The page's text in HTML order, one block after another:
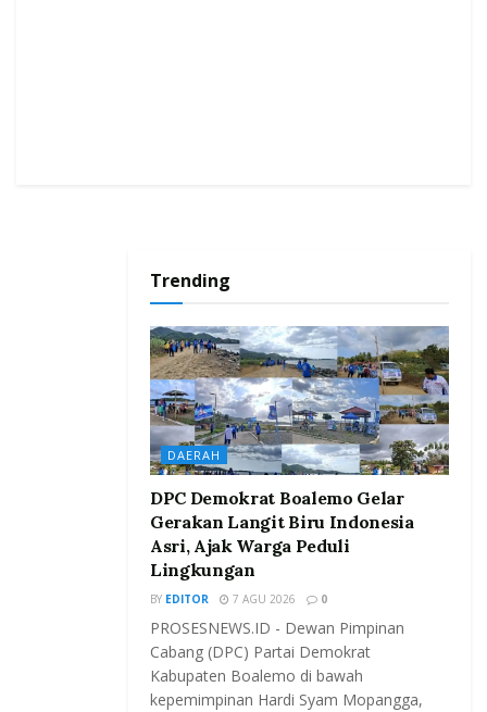
Trending
DAERAH
DPC Demokrat Boalemo Gelar
Gerakan Langit Biru Indonesia
Asri, Ajak Warga Peduli
Lingkungan
BY EDITOR 7 AGU 2026 0
PROSESNEWS.ID - Dewan Pimpinan
Cabang (DPC) Partai Demokrat
Kabupaten Boalemo di bawah
kepemimpinan Hardi Syam Mopangga,